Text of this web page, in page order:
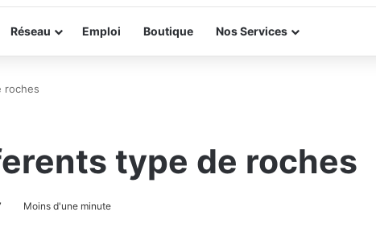
Réseau Emploi Boutique Nos Services
roches
type de roches
Moins d'une minute